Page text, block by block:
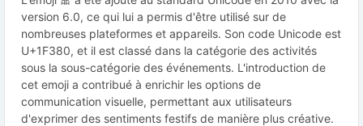
version 6.0, ce qui lui a permis d'être utilisé sur de
nombreuses plateformes et appareils. Son code Unicode est
U+1F380, et il est classé dans la catégorie des activités
sous la sous-catégorie des événements. L'introduction de
cet emoji a contribué à enrichir les options de
communication visuelle, permettant aux utilisateurs
d'exprimer des sentiments festifs de manière plus créative.